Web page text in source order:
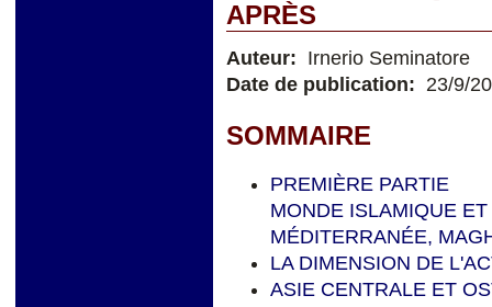
APRÈS
Auteur: Irnerio Seminatore
Date de publication: 23/9/
SOMMAIRE
PREMIÈRE PARTIE
MONDE ISLAMIQUE
MÉDITERRANÉE,
LA DIMENSION DE
ASIE CENTRALE ET